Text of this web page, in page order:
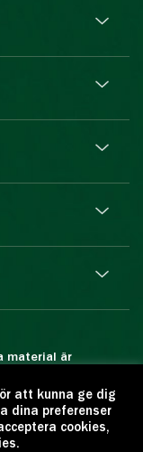
material är
förbjuden.
källan:
utgivare:
att kunna ge dig
dina preferenser
cookies,